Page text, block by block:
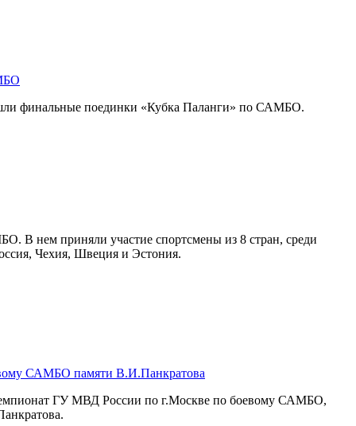
финальные поединки «Кубка Паланги» по САМБО.
В нем приняли участие спортсмены из 8 стран, среди
Чехия, Швеция и Эстония.
САМБО памяти В.И.Панкратова
ГУ МВД России по г.Москве по боевому САМБО,